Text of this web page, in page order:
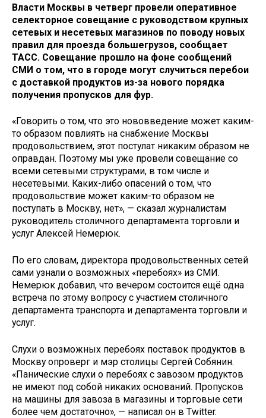
Власти Москвы в четверг провели оперативное
селекторное совещание с руководством крупных
сетевых и несетевых магазинов по поводу новых
правил для проезда большегрузов, сообщает
ТАСС. Совещание прошло на фоне сообщений
СМИ о том, что в городе могут случиться перебои
с доставкой продуктов из-за нового порядка
получения пропусков для фур.
«Говорить о том, что это нововведение может каким-
то образом повлиять на снабжение Москвы
продовольствием, этот постулат никаким образом не
оправдан. Поэтому мы уже провели совещание со
всеми сетевыми структурами, в том числе и
несетевыми. Каких-либо опасений о том, что
продовольствие может каким-то образом не
поступать в Москву, нет», — сказал журналистам
руководитель столичного департамента торговли и
услуг Алексей Немерюк.
По его словам, директора продовольственных сетей
сами узнали о возможных «перебоях» из СМИ.
Немерюк добавил, что вечером состоится ещё одна
встреча по этому вопросу с участием столичного
департамента транспорта и департамента торговли и
услуг.
Слухи о возможных перебоях поставок продуктов в
Москву опроверг и мэр столицы Сергей Собянин.
«Панические слухи о перебоях с завозом продуктов
не имеют под собой никаких оснований. Пропусков
на машины для завоза в магазины и торговые сети
более чем достаточно», — написал он в Twitter.